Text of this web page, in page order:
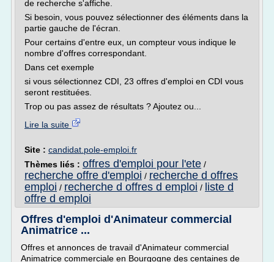
de recherche s'affiche.
Si besoin, vous pouvez sélectionner des éléments dans la
partie gauche de l'écran.
Pour certains d'entre eux, un compteur vous indique le
nombre d'offres correspondant.
Dans cet exemple
si vous sélectionnez CDI, 23 offres d'emploi en CDI vous
seront restituées.
Trop ou pas assez de résultats ? Ajoutez ou...
Lire la suite
Site : candidat.pole-emploi.fr
Thèmes liés : offres d'emploi pour l'ete /
recherche offre d'emploi / recherche d offres
emploi / recherche d offres d emploi / liste d
offre d emploi
Offres d'emploi d'Animateur commercial
Animatrice ...
Offres et annonces de travail d'Animateur commercial
Animatrice commerciale en Bourgogne des centaines de